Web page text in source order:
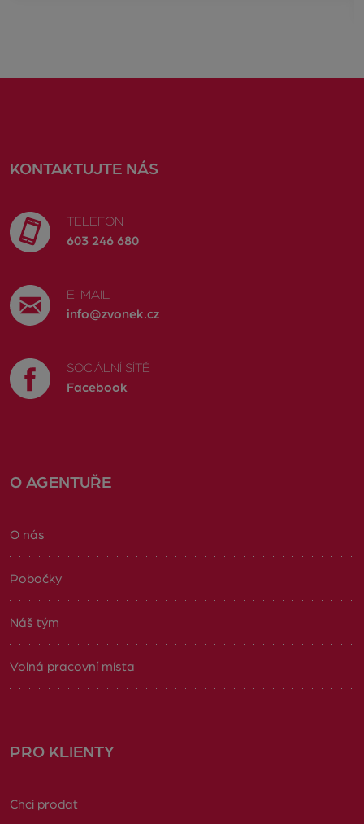
KONTAKTUJTE NÁS
TELEFON
603 246 680
E-MAIL
info@zvonek.cz
SOCIÁLNÍ SÍTĚ
Facebook
O AGENTUŘE
O nás
Pobočky
Náš tým
Volná pracovní místa
PRO KLIENTY
Chci prodat